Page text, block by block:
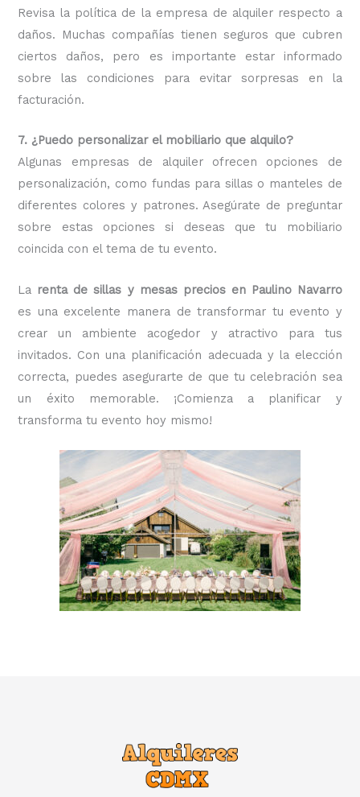
Revisa la política de la empresa de alquiler respecto a
daños. Muchas compañías tienen seguros que cubren
ciertos daños, pero es importante estar informado
sobre las condiciones para evitar sorpresas en la
facturación.
7. ¿Puedo personalizar el mobiliario que alquilo?
Algunas empresas de alquiler ofrecen opciones de
personalización, como fundas para sillas o manteles de
diferentes colores y patrones. Asegúrate de preguntar
sobre estas opciones si deseas que tu mobiliario
coincida con el tema de tu evento.
La renta de sillas y mesas precios en Paulino Navarro
es una excelente manera de transformar tu evento y
crear un ambiente acogedor y atractivo para tus
invitados. Con una planificación adecuada y la elección
correcta, puedes asegurarte de que tu celebración sea
un éxito memorable. ¡Comienza a planificar y
transforma tu evento hoy mismo!